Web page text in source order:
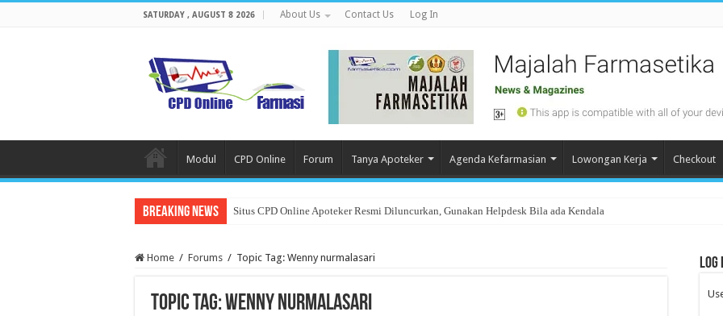
SATURDAY , AUGUST 8 2026 About Us Contact Us Log In
Modul CPD Online Forum Tanya Apoteker Agenda Kefarmasian Lowongan Kerja Checkout
Breaking News Situs CPD Online Apoteker Resmi Diluncurkan, Gunakan Helpdesk Bila ada Kendala
Home / Forums / Topic Tag: Wenny nurmalasari
Topic Tag: Wenny nurmalasari